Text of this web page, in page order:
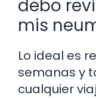
debo
mis
Lo ideal es
semanas y
cualquier